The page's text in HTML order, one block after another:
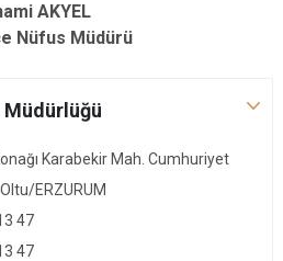
AKYEL
Nüfus Müdürü
Karabekir Mah. Cumhuriyet
ERZURUM
47
47